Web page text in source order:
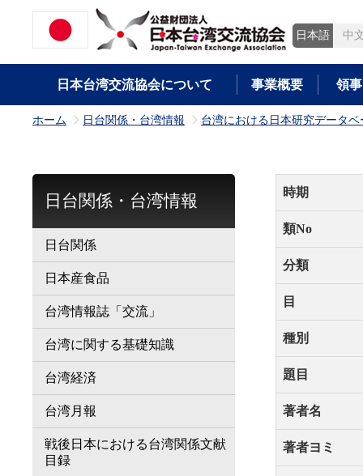
日本語 中
日本台湾交流協会について 事業概要 領
ホーム >
日台関係・台湾情報 >
台湾における日本研究データベ
時期
類No
分類
目
種別
題目
著者名
著者ヨミ
日台関係・台湾情報
日台関係
日本産食品
台湾情報誌「交流」
台湾に関する基礎知識
台湾経済
台湾月報
戦後日本における台湾関係文献
目録